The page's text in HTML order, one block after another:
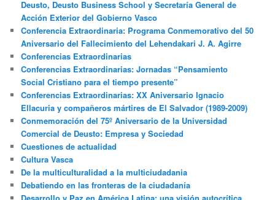
Deusto, Deusto Business School y Secretaría General de
Acción Exterior del Gobierno Vasco
Conferencia Extraordinaria: Programa Conmemorativo del 50
Aniversario del Fallecimiento del Lehendakari J. A. Agirre
Conferencias Extraordinarias
Conferencias Extraordinarias: Jornadas “Pensamiento
Social Cristiano para el tiempo presente”
Conferencias Extraordinarias: XX Aniversario Ignacio
Ellacuria y compañeros mártires de El Salvador (1989-2009)
Conmemoración del 75º Aniversario de la Universidad
Comercial de Deusto: Empresa y Sociedad
Cuestiones de actualidad
Cultura Vasca
De la multiculturalidad a la multiciudadania
Debatiendo en las fronteras de la ciudadanía